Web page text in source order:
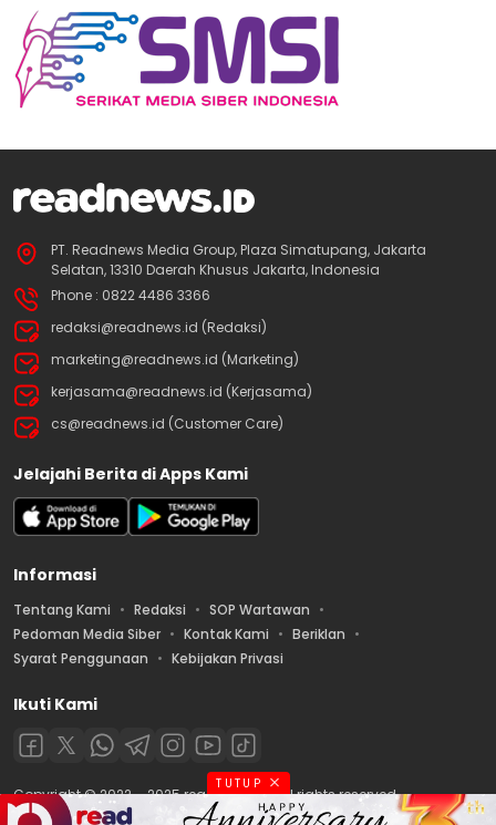
PT. Readnews Media Group, Plaza Simatupang, Jakarta
Selatan, 13310 Daerah Khusus Jakarta, Indonesia
Phone : 0822 4486 3366
redaksi@readnews.id (Redaksi)
marketing@readnews.id (Marketing)
kerjasama@readnews.id (Kerjasama)
cs@readnews.id (Customer Care)
Jelajahi Berita di Apps Kami
Informasi
Tentang Kami Redaksi
SOP Wartawan
Pedoman Media Siber
Kontak Kami
Beriklan
Syarat Penggunaan
Kebijakan Privasi
Ikuti Kami
Copyright © 2022 – 2025 readnews.id | All rights reserved.
TUTUP